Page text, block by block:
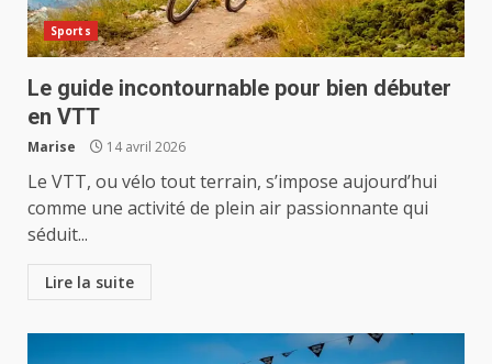
Sports
Le guide incontournable pour bien débuter
en VTT
Marise 14 avril 2026
Le VTT, ou vélo tout terrain, s’impose aujourd’hui
comme une activité de plein air passionnante qui
séduit...
Lire la suite